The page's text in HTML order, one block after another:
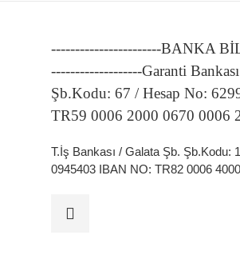
-----------------------BANKA
-------------------Garanti
Şb.Kodu: 67 / Hesap No:
TR59 0006 2000 0670 0006
T.İş Bankası / Galata Şb. Şb.Kodu:
0945403 IBAN NO: TR82 0006